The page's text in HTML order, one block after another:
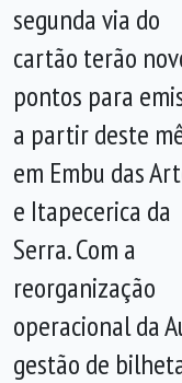
segunda via do
cartão terão
pontos para
a partir deste
em Embu das
e Itapecerica da
Serra. Com a
reorganização
operacional da
gestão de